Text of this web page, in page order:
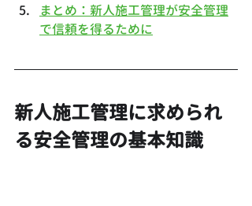
まとめ：新人施工管理が安全管理
で信頼を得るために
新人施工管理に求められ
る安全管理の基本知識